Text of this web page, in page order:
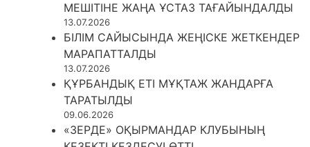
МЕШІТІНЕ ЖАҢА ҰСТАЗ ТАҒАЙЫНДАЛДЫ
13.07.2026
БІЛІМ САЙЫСЫНДА ЖЕҢІСКЕ ЖЕТКЕНДЕР
МАРАПАТТАЛДЫ
13.07.2026
ҚҰРБАНДЫҚ ЕТІ МҰҚТАЖ ЖАНДАРҒА
ТАРАТЫЛДЫ
09.06.2026
«ЗЕРДЕ» ОҚЫРМАНДАР КЛУБЫНЫҢ